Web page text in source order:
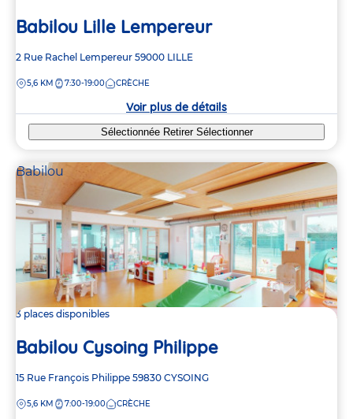
Babilou Lille Lempereur
Adresse
la
2 Rue Rachel Lempereur 59000 LILLE
DISTANCE
5,6 KM 7:30-19:00 CRÈCHE
Voir plus de détails
Sélectionnée Retirer Sélectionner
Babilou
3 places disponibles
Babilou Cysoing Philippe
Adresse
la
15 Rue François Philippe 59830 CYSOING
DISTANCE
5,6 KM 7:00-19:00 CRÈCHE